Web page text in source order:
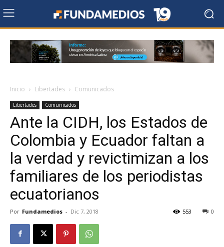
Inicio Libertades Comunicados
Libertades Comunicados
Ante la CIDH, los Estados de
Colombia y Ecuador faltan a
la verdad y revictimizan a los
familiares de los periodistas
ecuatorianos
Por Fundamedios - Dic 7, 2018 0
553